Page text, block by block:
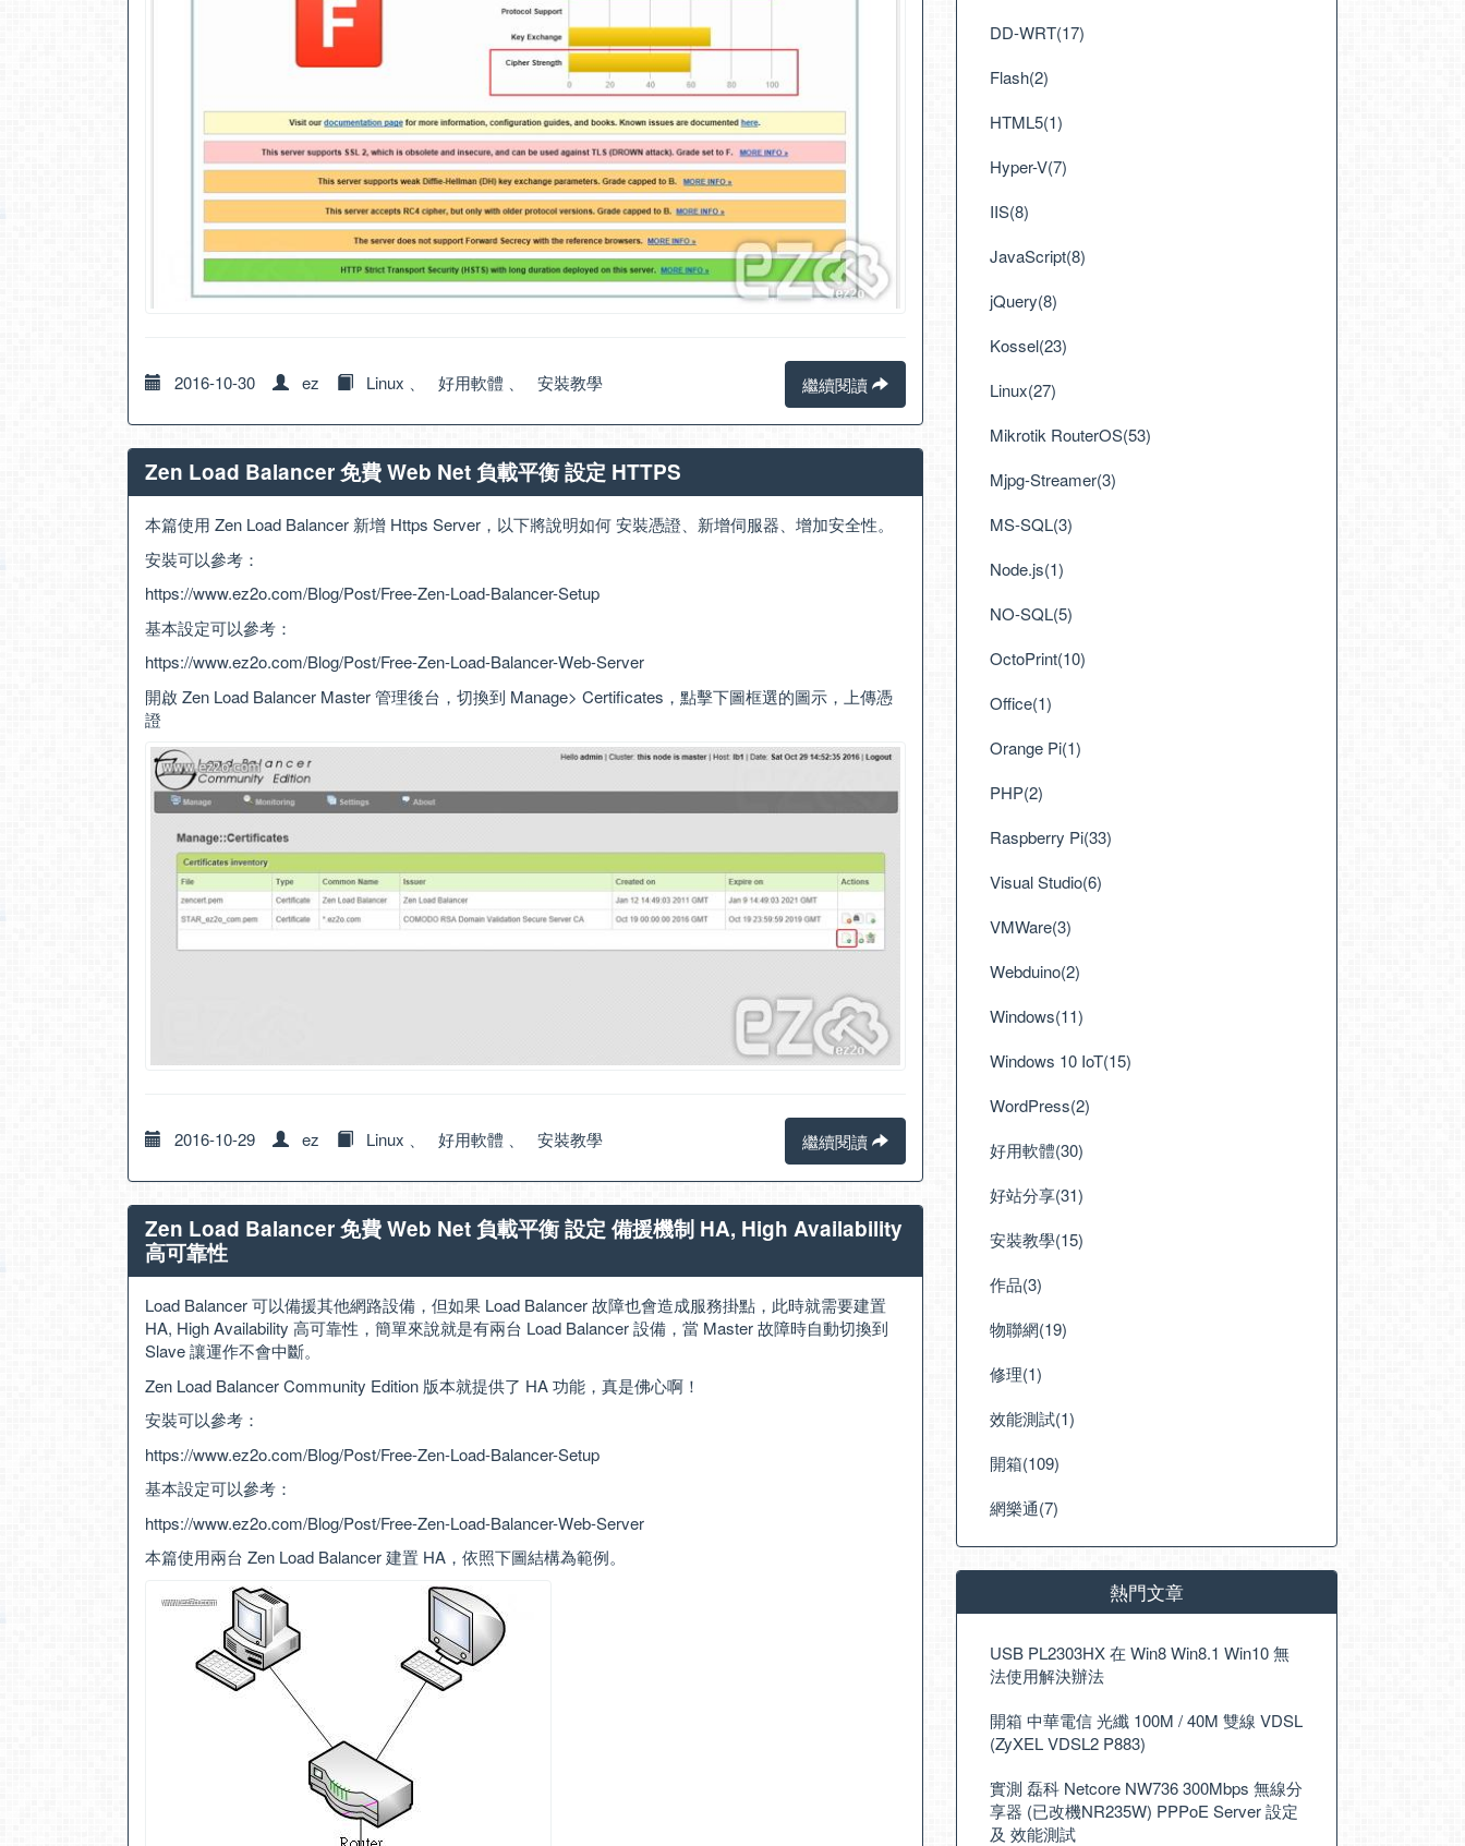
2016-10-30 ez Linux 好用軟體 安裝教學 繼續閱讀
Zen Load Balancer 免費 Web Net 負載平衡 設定 HTTPS
本篇使用 Zen Load Balancer 新增 Https Server，以下將說明如何 安裝憑證、新增伺服器、增加安全性。
安裝可以參考：
https://www.ez2o.com/Blog/Post/Free-Zen-Load-Balancer-Setup
基本設定可以參考：
https://www.ez2o.com/Blog/Post/Free-Zen-Load-Balancer-Web-Server
開啟 Zen Load Balancer Master 管理後台，切換到 Manage> Certificates，點擊下圖框選的圖示，上傳憑
證
2016-10-29 ez Linux 好用軟體 安裝教學 繼續閱讀
Zen Load Balancer 免費 Web Net 負載平衡 設定 備援機制 HA, High Availability
高可靠性
Load Balancer 可以備援其他網路設備，但如果 Load Balancer 故障也會造成服務掛點，此時就需要建置
HA, High Availability 高可靠性，簡單來說就是有兩台 Load Balancer 設備，當 Master 故障時自動切換到
Slave 讓運作不會中斷。
Zen Load Balancer Community Edition 版本就提供了 HA 功能，真是佛心啊！
安裝可以參考：
https://www.ez2o.com/Blog/Post/Free-Zen-Load-Balancer-Setup
基本設定可以參考：
https://www.ez2o.com/Blog/Post/Free-Zen-Load-Balancer-Web-Server
本篇使用兩台 Zen Load Balancer 建置 HA，依照下圖結構為範例。
DD-WRT(17)
Flash(2)
HTML5(1)
Hyper-V(7)
IIS(8)
JavaScript(8)
jQuery(8)
Kossel(23)
Linux(27)
Mikrotik RouterOS(53)
Mjpg-Streamer(3)
MS-SQL(3)
Node.js(1)
NO-SQL(5)
OctoPrint(10)
Office(1)
Orange Pi(1)
PHP(2)
Raspberry Pi(33)
Visual Studio(6)
VMWare(3)
Webduino(2)
Windows(11)
Windows 10 IoT(15)
WordPress(2)
好用軟體(30)
好站分享(31)
安裝教學(15)
作品(3)
物聯網(19)
修理(1)
效能測試(1)
開箱(109)
網樂通(7)
熱門文章
USB PL2303HX 在 Win8 Win8.1 Win10 無
法使用解決辦法
開箱 中華電信 光纖 100M / 40M 雙線 VDSL
(ZyXEL VDSL2 P883)
實測 磊科 Netcore NW736 300Mbps 無線分
享器 (已改機NR235W) PPPoE Server 設定
及 效能測試